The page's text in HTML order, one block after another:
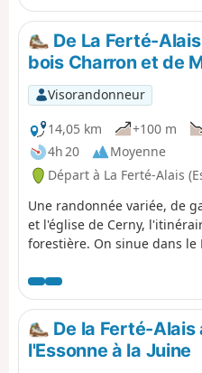
source de biodiversité et
De La Ferté-
bois Charron et de
Visorandonneur
14,05 km
+100 m
4h 20
Moyenne
Départ à La Ferté-Alais
Une randonnée variée, de
et l'église de Cerny,
forestière. On sinue dans
rocher. Après l'agréable
retrouve la vallée de
De la Ferté-Alais
l'Essonne à la Juine